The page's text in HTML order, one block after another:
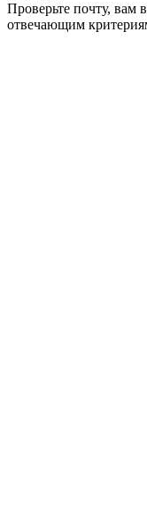
Проверьте почту, вам
отвечающим